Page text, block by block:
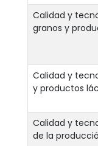
Calidad y
granos y
Calidad y
y productos
Calidad y
de la